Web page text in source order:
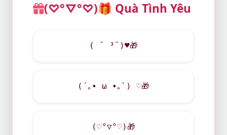
(♡°▽°♡)🎁 Quà Tình Yêu
( ˘ ³˘)♥🎁
(´｡• ω •｡`) ♡🎁
(♡°▽°♡) 🎁